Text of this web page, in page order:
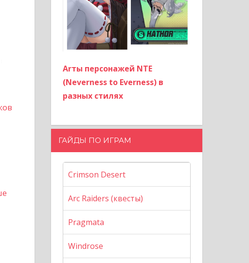
Arты персонажей NTE
(Neverness to Everness) в
разных стилях
ГАЙДЫ ПО ИГРАМ
Crimson Desert
Arc Raiders (квесты)
Pragmata
Windrose